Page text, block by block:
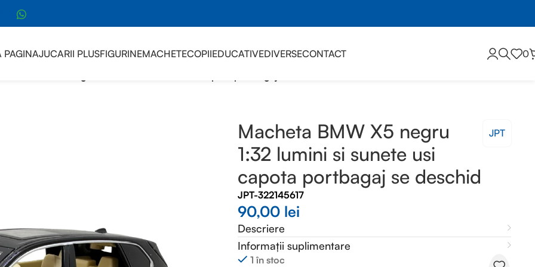
PAGINAJUCARII PLUSFIGURINEMACHETECOPIIEDUCATIVEDIVERSECONTACT
0
Macheta BMW X5 negru
1:32 lumini si sunete usi
capota portbagaj se deschid
JPT
JPT-322145617
90,00 lei
Descriere
Informații suplimentare
1 în stoc